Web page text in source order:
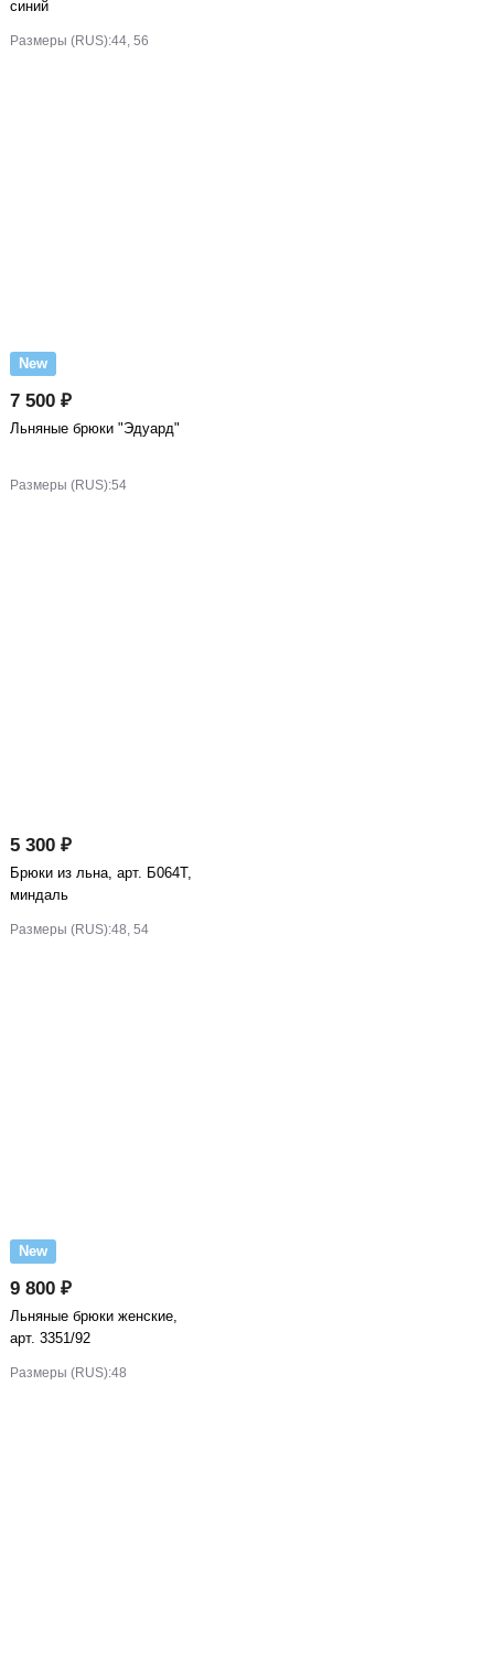
синий
Размеры (RUS):44, 56
New
7 500 ₽
Льняные брюки "Эдуард"
Размеры (RUS):54
5 300 ₽
Брюки из льна, арт. Б064Т,
миндаль
Размеры (RUS):48, 54
New
9 800 ₽
Льняные брюки женские,
арт. 3351/92
Размеры (RUS):48